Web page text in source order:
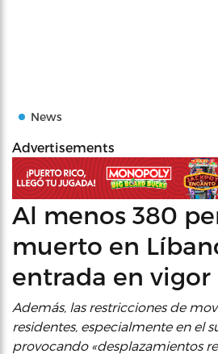
News
Advertisements
Al menos 380
muerto en
entrada en vigor
Además, las restricciones de
residentes, especialmente en el
provocando «desplazamientos